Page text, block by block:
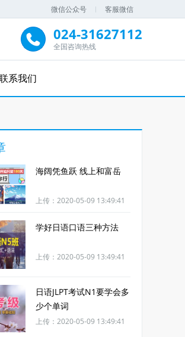
微信公众号 客服微信
024-31627112
全国咨询热线
系我们
海阔凭鱼跃 线上和富岳
上传：2020-05-09 13:49:41
学好日语口语三种方法
上传：2020-05-09 13:49:41
日语JLPT考试N1要学会多
少个单词
上传：2020-05-09 13:49:41